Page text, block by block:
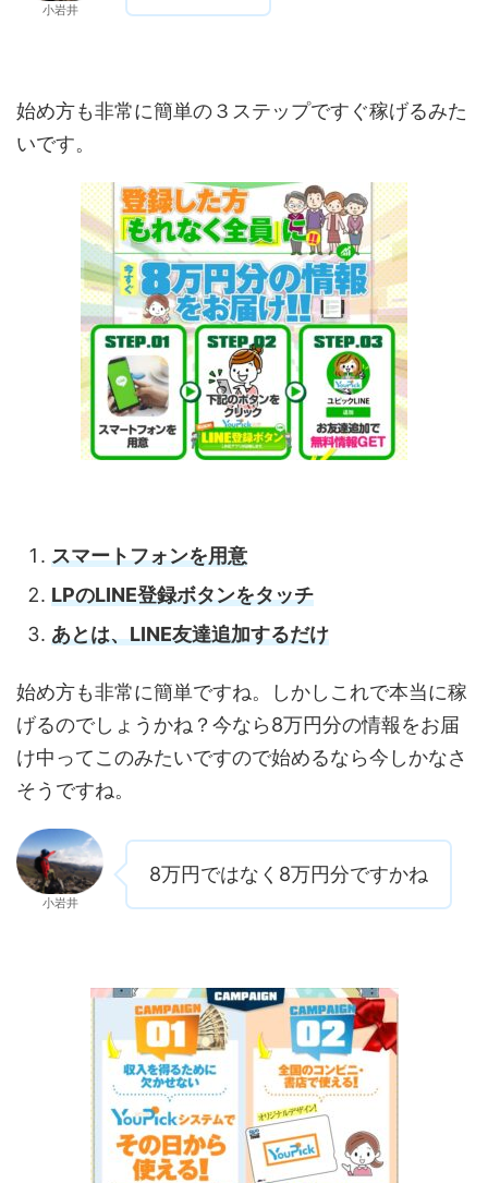
小岩井
始め方も非常に簡単の３ステップですぐ稼げるみた
いです。
スマートフォンを用意
LPのLINE登録ボタンをタッチ
あとは、LINE友達追加するだけ
始め方も非常に簡単ですね。しかしこれで本当に稼
げるのでしょうかね？今なら8万円分の情報をお届
け中ってこのみたいですので始めるなら今しかなさ
そうですね。
小岩井
8万円ではなく8万円分ですかね